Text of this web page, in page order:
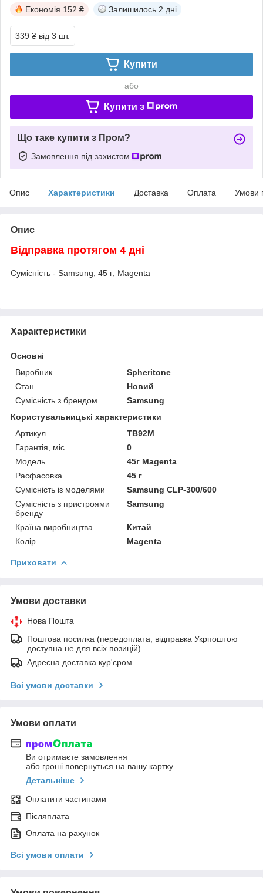
Економія 152 ₴ Залишилось 2 дні
339 ₴ від 3 шт.
Купити
або
Купити з
Що таке купити з Пром?
Замовлення під захистом
Опис Характеристики Доставка Оплата Умови
Опис
Відправка протягом 4 дні
Сумісність - Samsung; 45 г; Magenta
Характеристики
Основні
Виробник
Spheritone
Стан
Новий
Сумісність з брендом
Samsung
Користувальницькі характеристики
Артикул
TB92M
Гарантія, міс
0
Мoдель
45г Magenta
Расфасовка
45 г
Сумісність із моделями
Samsung CLP-300/600
Сумісність з пристроями
бренду
Samsung
Країна виробництва
Китай
Колір
Magenta
Приховати
Умови доставки
Нова Пошта
Поштова посилка (передоплата, відправка Укрпоштою
доступна не для всіх позицій)
Адресна доставка кур'єром
Всі умови доставки
Умови оплати
Ви отримаєте замовлення
або гроші повернуться на вашу картку
Детальніше
Оплатити частинами
Післяплата
Оплата на рахунок
Всі умови оплати